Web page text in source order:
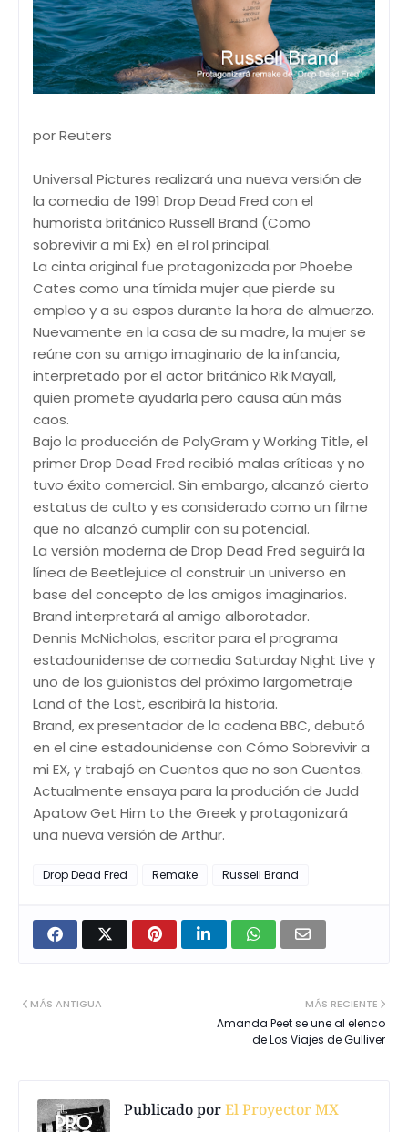
por Reuters
Universal Pictures realizará una nueva versión de
la comedia de 1991 Drop Dead Fred con el
humorista británico Russell Brand (Como
sobrevivir a mi Ex) en el rol principal.
La cinta original fue protagonizada por Phoebe
Cates como una tímida mujer que pierde su
empleo y a su espos durante la hora de almuerzo.
Nuevamente en la casa de su madre, la mujer se
reúne con su amigo imaginario de la infancia,
interpretado por el actor británico Rik Mayall,
quien promete ayudarla pero causa aún más
caos.
Bajo la producción de PolyGram y Working Title, el
primer Drop Dead Fred recibió malas críticas y no
tuvo éxito comercial. Sin embargo, alcanzó cierto
estatus de culto y es considerado como un filme
que no alcanzó cumplir con su potencial.
La versión moderna de Drop Dead Fred seguirá la
línea de Beetlejuice al construir un universo en
base del concepto de los amigos imaginarios.
Brand interpretará al amigo alborotador.
Dennis McNicholas, escritor para el programa
estadounidense de comedia Saturday Night Live y
uno de los guionistas del próximo largometraje
Land of the Lost, escribirá la historia.
Brand, ex presentador de la cadena BBC, debutó
en el cine estadounidense con Cómo Sobrevivir a
mi EX, y trabajó en Cuentos que no son Cuentos.
Actualmente ensaya para la produción de Judd
Apatow Get Him to the Greek y protagonizará
una nueva versión de Arthur.
Drop Dead Fred Remake Russell Brand
MÁS RECIENTE
Amanda Peet se une al elenco
de Los Viajes de Gulliver
MÁS ANTIGUA
Publicado porEl Proyector MX